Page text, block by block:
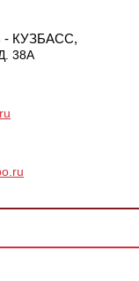
КУЗБАСС,
38А